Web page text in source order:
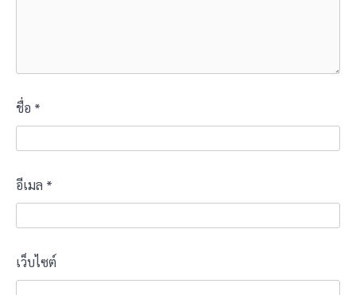
ชื่อ *
อีเมล *
เว็บไซต์